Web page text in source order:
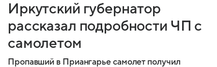
Иркутский губернатор
рассказал подробности ЧП с
самолетом
Пропавший в Приангарье самолет получил